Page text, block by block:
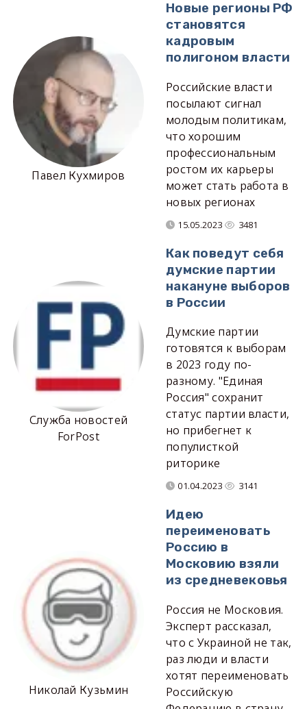
Павел Кухмиров
Новые регионы РФ
становятся
кадровым
полигоном власти
Российские власти
посылают сигнал
молодым политикам,
что хорошим
профессиональным
ростом их карьеры
может стать работа в
новых регионах
15.05.2023 3481
Служба новостей
ForPost
Как поведут себя
думские партии
накануне выборов
в России
Думские партии
готовятся к выборам
в 2023 году по-
разному. "Единая
Россия" сохранит
статус партии власти,
но прибегнет к
популисткой
риторике
01.04.2023 3141
Николай Кузьмин
Идею
переименовать
Россию в
Московию взяли
из средневековья
Россия не Московия.
Эксперт рассказал,
что с Украиной не так,
раз люди и власти
хотят переименовать
Российскую